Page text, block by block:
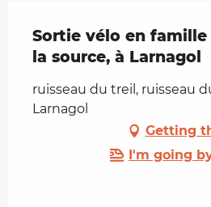
Sortie vélo en
la source, à Larnagol
ruisseau du treil, ruisseau
Larnagol
Getting
I'm going